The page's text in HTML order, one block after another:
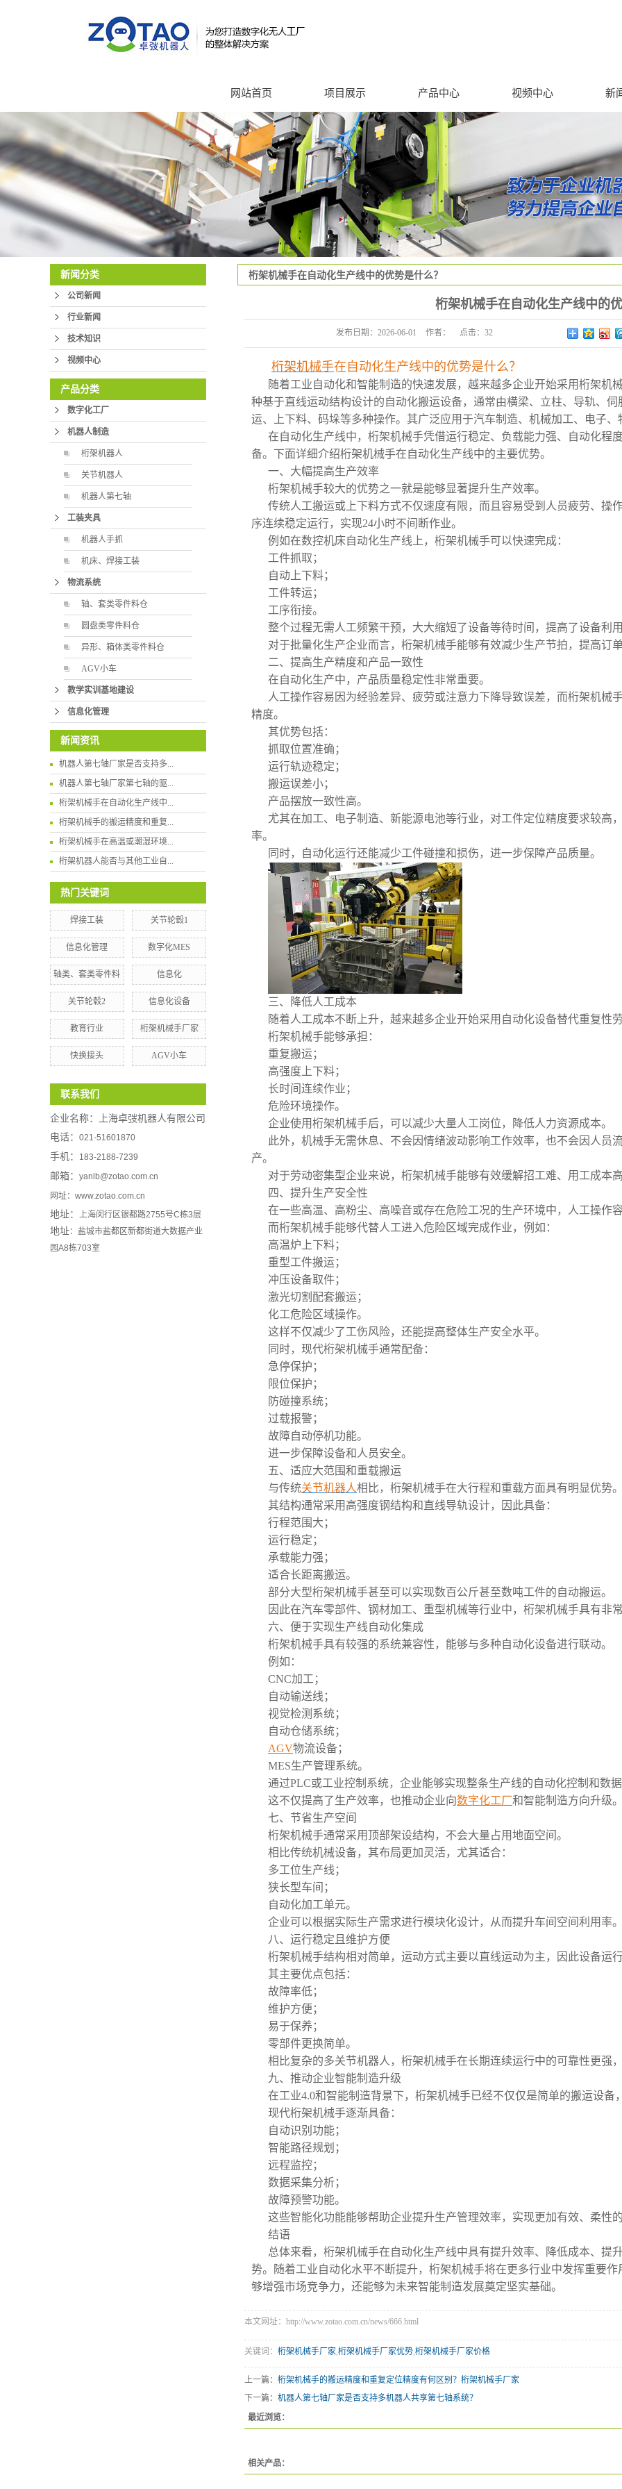
网站首页 项目展示 产品中心
数字化工厂
机器人制造
工装夹具
物流系统
教学实训基地建设
信息化管理
视频中心 新
新闻分类
公司新闻
行业新闻
技术知识
视频中心
产品分类
数字化工厂
机器人制造
桁架机器人
关节机器人
机器人第七轴
工装夹具
机器人手抓
机床、焊接工装
物流系统
轴、套类零件料仓
圆盘类零件料仓
异形、箱体类零件料仓
AGV小车
教学实训基地建设
信息化管理
新闻资讯
机器人第七轴厂家是否支持多...
机器人第七轴厂家第七轴的驱...
桁架机械手在自动化生产线中...
桁架机械手的搬运精度和重复...
桁架机械手在高温或潮湿环境...
桁架机器人能否与其他工业自...
热门关键词
焊接工装 关节轮毂1
信息化管理 数字化MES
轴类、套类零件料 信息化
关节轮毂2 信息化设备
教育行业 桁架机械手厂家
快换接头 AGV小车
联系我们
企业名称：
上海卓弢机器人有限公司
电话： 021-51601870
手机： 183-2188-7239
邮箱： yanlb@zotao.com.cn
网址：www.zotao.com.cn
地址： 上海闵行区银都路2755号C栋3层
地址：盐城市盐都区新都街道大数据产业
园A8栋703室
桁架机械手在自动化生产线中的优势是什么？
桁架机械手在自动化生产线中的优
发布日期： 2026-06-01 作者： 点击： 32
桁架机械手在自动化生产线中的优势是什么？
随着工业自动化和智能制造的快速发展，越来越多企业开始采用桁架机
种基于直线运动结构设计的自动化搬运设备，通常由横梁、立柱、导轨、
运、上下料、码垛等多种操作。其广泛应用于汽车制造、机械加工、电子、
在自动化生产线中，桁架机械手凭借运行稳定、负载能力强、自动化程
备。下面详细介绍桁架机械手在自动化生产线中的主要优势。
一、大幅提高生产效率
桁架机械手较大的优势之一就是能够显著提升生产效率。
传统人工搬运或上下料方式不仅速度有限，而且容易受到人员疲劳、操
序连续稳定运行，实现24小时不间断作业。
例如在数控机床自动化生产线上，桁架机械手可以快速完成：
工件抓取；
自动上下料；
工件转运；
工序衔接。
整个过程无需人工频繁干预，大大缩短了设备等待时间，提高了设备利
对于批量化生产企业而言，桁架机械手能够有效减少生产节拍，提高订单
二、提高生产精度和产品一致性
在自动化生产中，产品质量稳定性非常重要。
人工操作容易因为经验差异、疲劳或注意力下降导致误差，而桁架机械
精度。
其优势包括：
抓取位置准确；
运行轨迹稳定；
搬运误差小；
产品摆放一致性高。
尤其在加工、电子制造、新能源电池等行业，对工件定位精度要求较高
率。
同时，自动化运行还能减少工件碰撞和损伤，进一步保障产品质量。
三、降低人工成本
随着人工成本不断上升，越来越多企业开始采用自动化设备替代重复性劳
桁架机械手能够承担：
重复搬运；
高强度上下料；
长时间连续作业；
危险环境操作。
企业使用桁架机械手后，可以减少大量人工岗位，降低人力资源成本。
此外，机械手无需休息、不会因情绪波动影响工作效率，也不会因人员
产。
对于劳动密集型企业来说，桁架机械手能够有效缓解招工难、用工成本高
四、提升生产安全性
在一些高温、高粉尘、高噪音或存在危险工况的生产环境中，人工操作
而桁架机械手能够代替人工进入危险区域完成作业，例如：
高温炉上下料；
重型工件搬运；
冲压设备取件；
激光切割配套搬运；
化工危险区域操作。
这样不仅减少了工伤风险，还能提高整体生产安全水平。
同时，现代桁架机械手通常配备：
急停保护；
限位保护；
防碰撞系统；
过载报警；
故障自动停机功能。
进一步保障设备和人员安全。
五、适应大范围和重载搬运
与传统关节机器人相比，桁架机械手在大行程和重载方面具有明显优势。
其结构通常采用高强度钢结构和直线导轨设计，因此具备：
行程范围大；
运行稳定；
承载能力强；
适合长距离搬运。
部分大型桁架机械手甚至可以实现数百公斤甚至数吨工件的自动搬运。
因此在汽车零部件、钢材加工、重型机械等行业中，桁架机械手具有非
六、便于实现生产线自动化集成
桁架机械手具有较强的系统兼容性，能够与多种自动化设备进行联动。
例如：
CNC加工；
自动输送线；
视觉检测系统；
自动仓储系统；
AGV物流设备；
MES生产管理系统。
通过PLC或工业控制系统，企业能够实现整条生产线的自动化控制和数据
这不仅提高了生产效率，也推动企业向数字化工厂和智能制造方向升级。
七、节省生产空间
桁架机械手通常采用顶部架设结构，不会大量占用地面空间。
相比传统机械设备，其布局更加灵活，尤其适合：
多工位生产线；
狭长型车间；
自动化加工单元。
企业可以根据实际生产需求进行模块化设计，从而提升车间空间利用率。
八、运行稳定且维护方便
桁架机械手结构相对简单，运动方式主要以直线运动为主，因此设备运行
其主要优点包括：
故障率低；
维护方便；
易于保养；
零部件更换简单。
相比复杂的多关节机器人，桁架机械手在长期连续运行中的可靠性更强
九、推动企业智能制造升级
在工业4.0和智能制造背景下，桁架机械手已经不仅仅是简单的搬运设备
现代桁架机械手逐渐具备：
自动识别功能；
智能路径规划；
远程监控；
数据采集分析；
故障预警功能。
这些智能化功能能够帮助企业提升生产管理效率，实现更加有效、柔性的
结语
总体来看，桁架机械手在自动化生产线中具有提升效率、降低成本、提
势。随着工业自动化水平不断提升，桁架机械手将在更多行业中发挥重要
够增强市场竞争力，还能够为未来智能制造发展奠定坚实基础。
本文网址：http://www.zotao.com.cn/news/666.html
关键词： 桁架机械手厂家,桁架机械手厂家优势,桁架机械手厂家价格
上一篇： 桁架机械手的搬运精度和重复定位精度有何区别？桁架机械手厂家
下一篇： 机器人第七轴厂家是否支持多机器人共享第七轴系统？
最近浏览：
相关产品：